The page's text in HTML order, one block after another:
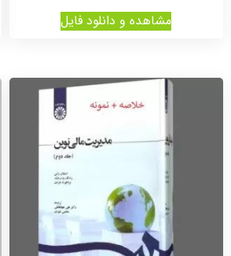
مشاهده و دانلود فایل